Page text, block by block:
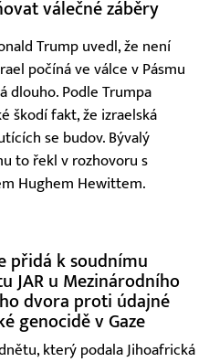
válečné záběry
Trump uvedl, že není
počíná ve válce v Pásmu
dlouho. Podle Trumpa
škodí fakt, že izraelská
se budov. Bývalý
to řekl v rozhovoru s
Hughem Hewittem.
přidá k soudnímu
JAR u Mezinárodního
dvora proti údajné
genocidě v Gaze
který podala Jihoafrická